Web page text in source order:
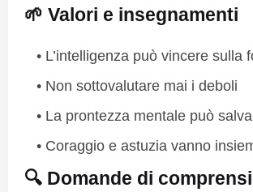
🌱 Valori e insegnamenti
L’intelligenza può vincere sulla
Non sottovalutare mai i deboli
La prontezza mentale può
Coraggio e astuzia vanno
🔍 Domande di